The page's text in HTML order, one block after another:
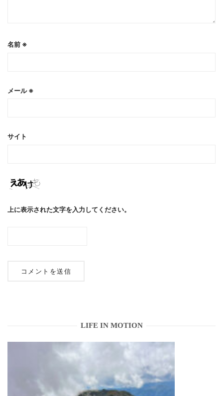
名前 ※
メール※
サイト
上に表示された文字を入力してください。
LIFE IN MOTION